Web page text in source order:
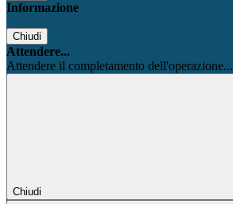
Informazione
Chiudi
Attendere...
Attendere il completamento dell'operazione...
Chiudi